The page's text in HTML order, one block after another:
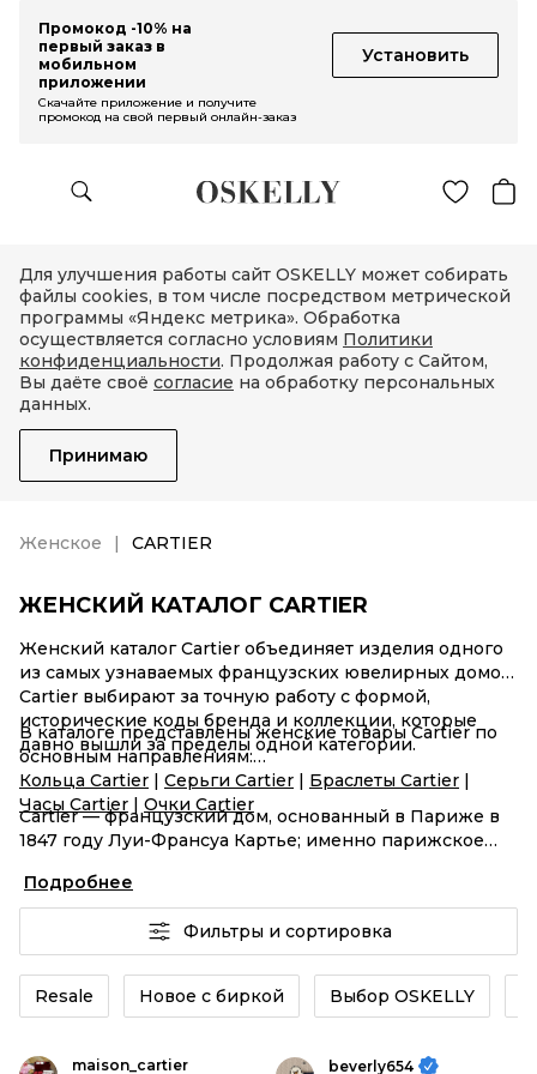
Промокод -10% на
первый заказ в
мобильном
приложении
Установить
Скачайте приложение и получите
промокод на свой первый онлайн-заказ
Для улучшения работы сайт OSKELLY может собирать
файлы cookies, в том числе посредством метрической
программы «Яндекс метрика». Обработка
осуществляется согласно условиям Политики
конфиденциальности. Продолжая работу с Сайтом,
Вы даёте своё согласие на обработку персональных
данных.
Принимаю
Женское CARTIER
ЖЕНСКИЙ КАТАЛОГ CARTIER
Женский каталог Cartier объединяет изделия одного
из самых узнаваемых французских ювелирных домов.
Cartier выбирают за точную работу с формой,
исторические коды бренда и коллекции, которые
давно вышли за пределы одной категории.
В каталоге представлены женские товары Cartier по
основным направлениям:
Кольца Cartier | Серьги Cartier | Браслеты Cartier |
Часы Cartier | Очки Cartier
Cartier — французский дом, основанный в Париже в
1847 году Луи-Франсуа Картье; именно парижское
определяют его стиль через точную геометрию,
чистую линию и внимание к пропорциям. Бренд
славится не одной удачной моделью, а целой
системой знаковых коллекций: Trinity, созданная Луи
Картье в 1924 году, Love, придуманная Альдо Чипулло
для Cartier New York в 1969 году, и Juste un Clou,
узнаваемыми кодами дома сразу в нескольких видах
Подробнее
Фильтры и сортировка
Resale Новое с биркой Выбор OSKELLY
maison_cartier
beverly654